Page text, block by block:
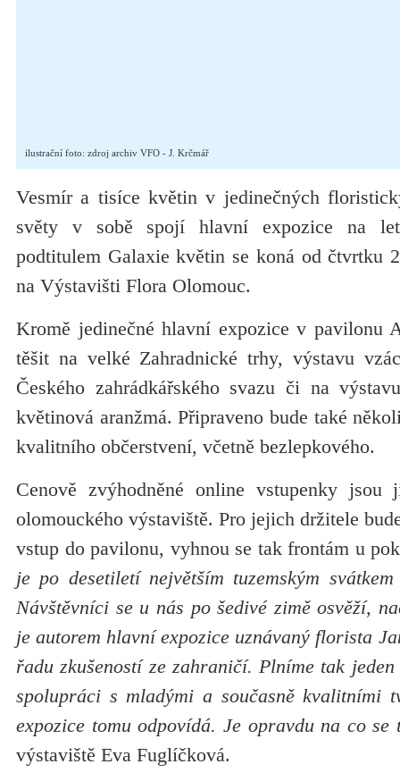
ilustrační foto: zdroj archiv VFO - J. Krčmář
Vesmír a tisíce květin v jedinečných
světy v sobě spojí hlavní expozice na
podtitulem Galaxie květin se koná od čtvrtku
na Výstavišti Flora Olomouc.
Kromě jedinečné hlavní expozice v pavilonu
těšit na velké Zahradnické trhy, výstavu
Českého zahrádkářského svazu či na
květinová aranžmá. Připraveno bude také
kvalitního občerstvení, včetně bezlepkového.
Cenově zvýhodněné online vstupenky
olomouckého výstaviště. Pro jejich držitele
vstup do pavilonu, vyhnou se tak frontám u
je po desetiletí největším tuzemským
Návštěvníci se u nás po šedivé zimě osvěží,
je autorem hlavní expozice uznávaný florista
řadu zkušeností ze zahraničí. Plníme tak
spolupráci s mladými a současně kvalitními
expozice tomu odpovídá. Je opravdu na co se
výstaviště Eva Fuglíčková.